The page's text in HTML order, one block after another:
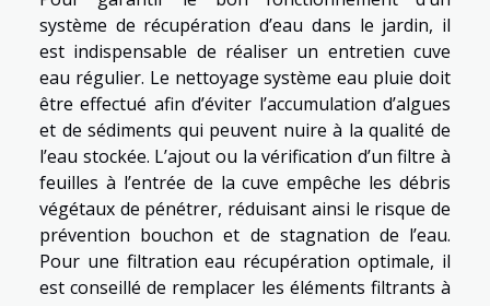
système de récupération d’eau dans le jardin, il
est indispensable de réaliser un entretien cuve
eau régulier. Le nettoyage système eau pluie doit
être effectué afin d’éviter l’accumulation d’algues
et de sédiments qui peuvent nuire à la qualité de
l’eau stockée. L’ajout ou la vérification d’un filtre à
feuilles à l’entrée de la cuve empêche les débris
végétaux de pénétrer, réduisant ainsi le risque de
prévention bouchon et de stagnation de l’eau.
Pour une filtration eau récupération optimale, il
est conseillé de remplacer les éléments filtrants à